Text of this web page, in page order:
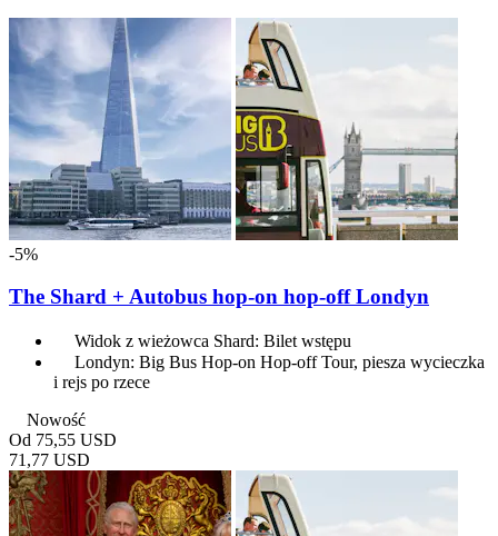
-5%
The Shard + Autobus hop-on hop-off Londyn
Widok z wieżowca Shard: Bilet wstępu
Londyn: Big Bus Hop-on Hop-off Tour, piesza wycieczka
i rejs po rzece
Nowość
Od 75,55 USD
71,77 USD